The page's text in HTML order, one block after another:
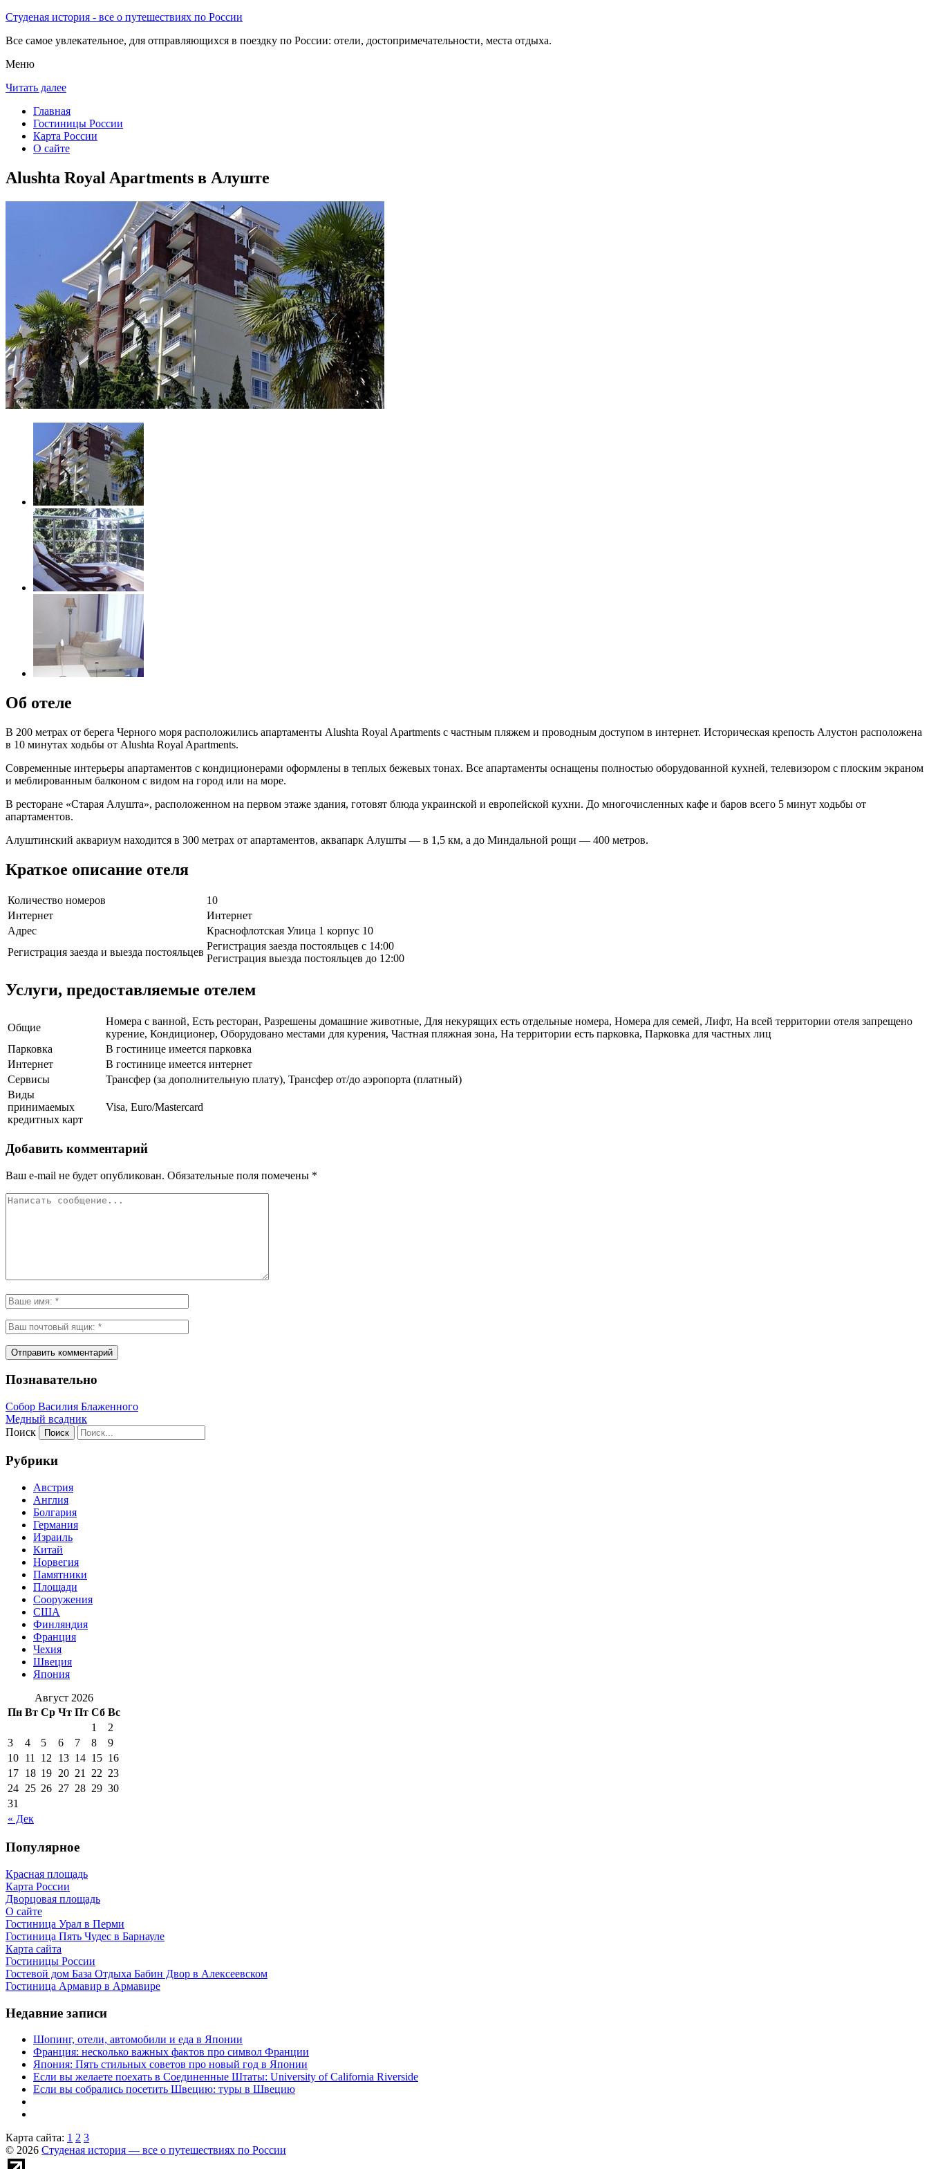
Студеная история - все о путешествиях по России
Все самое увлекательное, для отправляющихся в поездку по России: отели, достопримечательности, места отдыха.
Меню
Читать далее
Главная
Гостиницы России
Карта России
О сайте
Alushta Royal Apartments в Алуште
Об отеле
В 200 метрах от берега Черного моря расположились апартаменты Alushta Royal Apartments с частным пляжем и проводным доступом в интернет. Историческая крепость Алустон расположена
в 10 минутах ходьбы от Alushta Royal Apartments.
Современные интерьеры апартаментов с кондиционерами оформлены в теплых бежевых тонах. Все апартаменты оснащены полностью оборудованной кухней, телевизором с плоским экраном
и меблированным балконом с видом на город или на море.
В ресторане «Старая Алушта», расположенном на первом этаже здания, готовят блюда украинской и европейской кухни. До многочисленных кафе и баров всего 5 минут ходьбы от
апартаментов.
Алуштинский аквариум находится в 300 метрах от апартаментов, аквапарк Алушты — в 1,5 км, а до Миндальной рощи — 400 метров.
Краткое описание отеля
Количество номеров
10
Интернет
Интернет
Адрес
Краснофлотская Улица 1 корпус 10
Регистрация заезда и выезда постояльцев
Регистрация заезда постояльцев с 14:00
Регистрация выезда постояльцев до 12:00
Услуги, предоставляемые отелем
Общие
Номера с ванной, Есть ресторан, Разрешены домашние животные, Для некурящих есть отдельные номера, Номера для семей, Лифт, На всей территории отеля запрещено
курение, Кондиционер, Оборудовано местами для курения, Частная пляжная зона, На территории есть парковка, Парковка для частных лиц
Парковка
В гостинице имеется парковка
Интернет
В гостинице имеется интернет
Сервисы
Трансфер (за дополнительную плату), Трансфер от/до аэропорта (платный)
Виды
принимаемых
кредитных карт
Visa, Euro/Mastercard
Добавить комментарий
Ваш e-mail не будет опубликован. Обязательные поля помечены *
Познавательно
Собор Василия Блаженного
Медный всадник
Поиск
Рубрики
Австрия
Англия
Болгария
Германия
Израиль
Китай
Норвегия
Памятники
Площади
Сооружения
США
Финляндия
Франция
Чехия
Швеция
Япония
Август 2026
Пн Вт Ср Чт Пт Сб Вс
« Дек
1
2
3
4 5 6 7 8
9
10 11 12 13 14 15 16
17 18 19 20 21 22 23
24 25 26 27 28 29 30
31
Популярное
Красная площадь
Карта России
Дворцовая площадь
О сайте
Гостиница Урал в Перми
Гостиница Пять Чудес в Барнауле
Карта сайта
Гостиницы России
Гостевой дом База Отдыха Бабин Двор в Алексеевском
Гостиница Армавир в Армавире
Недавние записи
Шопинг, отели, автомобили и еда в Японии
Франция: несколько важных фактов про символ Франции
Япония: Пять стильных советов про новый год в Японии
Если вы желаете поехать в Соединенные Штаты: University of California Riverside
Если вы собрались посетить Швецию: туры в Швецию
Карта сайта: 1 2 3
© 2026 Студеная история — все о путешествиях по России